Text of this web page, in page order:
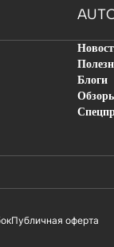
Блоги
Публичная оферта